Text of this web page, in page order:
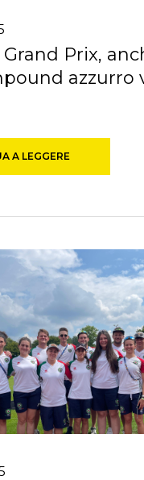
Prix,
azzurro
A LEGGERE